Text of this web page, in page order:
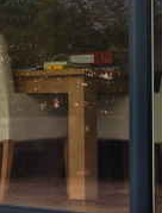
directs
avec